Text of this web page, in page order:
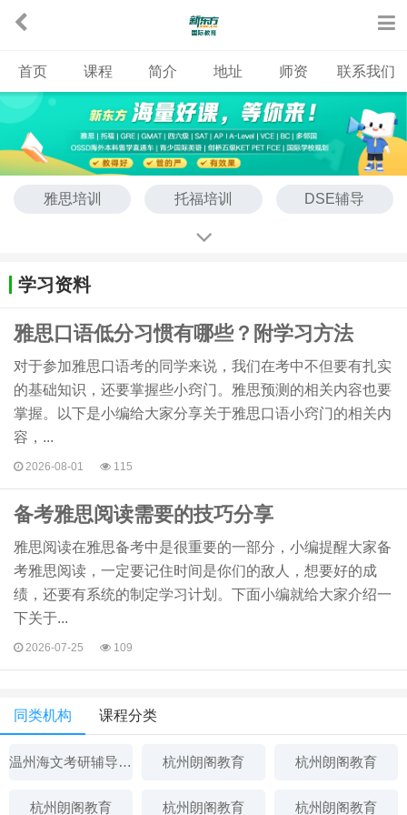
首页 课程 简介 地址 师资 联系我们
雅思培训 托福培训 DSE辅导
KET培训
FCE培训
学习资料
雅思口语低分习惯有哪些？附学习方法
对于参加雅思口语考的同学来说，我们在考中不但要有扎实
的基础知识，还要掌握些小窍门。雅思预测的相关内容也要
掌握。以下是小编给大家分享关于雅思口语小窍门的相关内
容，...
2026-08-01 115
备考雅思阅读需要的技巧分享
雅思阅读在雅思备考中是很重要的一部分，小编提醒大家备
考雅思阅读，一定要记住时间是你们的敌人，想要好的成
绩，还要有系统的制定学习计划。下面小编就给大家介绍一
下关于...
2026-07-25 109
同类机构 课程分类
温州海文考研辅导中心 杭州朗阁教育 杭州朗阁教育
杭州朗阁教育 杭州朗阁教育 杭州朗阁教育